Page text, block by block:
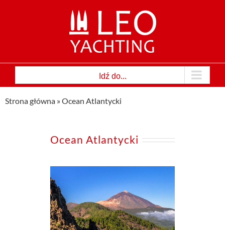
Idź do...
Strona główna »Ocean Atlantycki
Ocean Atlantycki